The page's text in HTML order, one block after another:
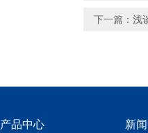
下一篇： 浅
产品中心 新